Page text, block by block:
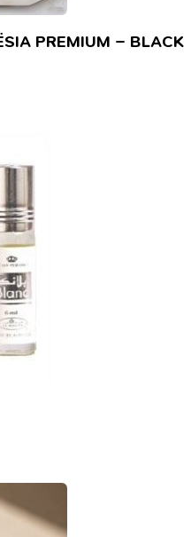
PREMIUM – BLACK